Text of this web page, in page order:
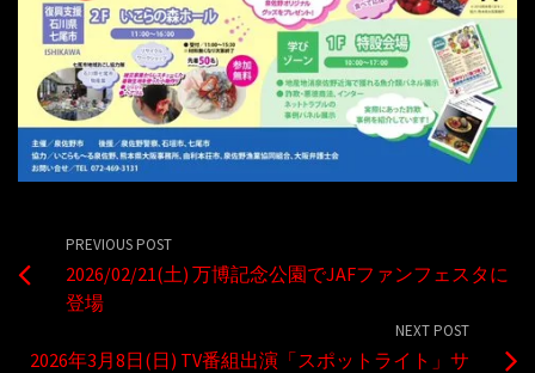
PREVIOUS POST
2026/02/21(土) 万博記念公園でJAFファンフェスタに
登場
NEXT POST
2026年3月8日(日) TV番組出演「スポットライト」サ